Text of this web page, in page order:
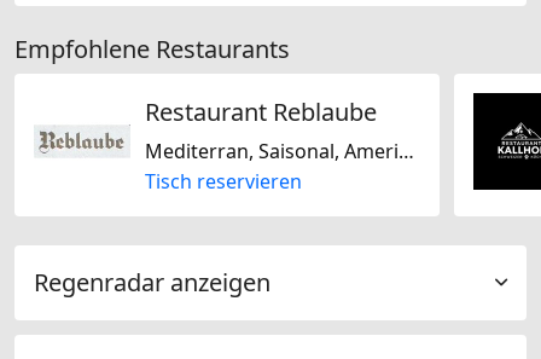
Empfohlene Restaurants
Restaurant Reblaube
Mediterran, Saisonal, Amerikanisch, Schweizerisch, Regional, Italienisch, Französisch, Laktosefrei, Glutenfrei
Tisch reservieren
Regenradar anzeigen